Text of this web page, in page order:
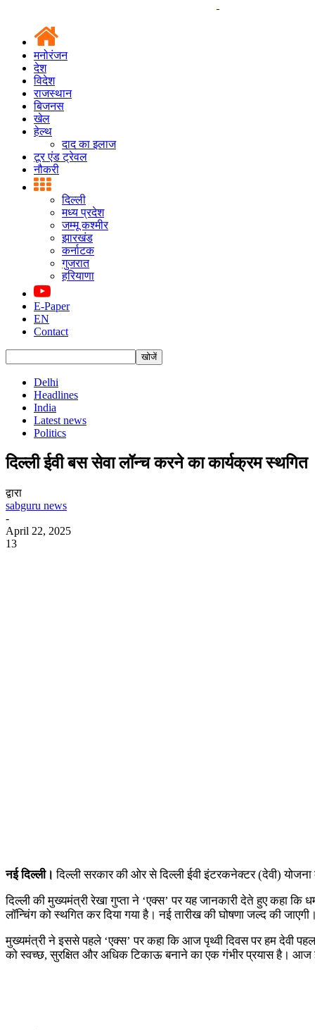
मनोरंजन
देश
विदेश
राजस्थान
बिजनस
खेल
हेल्थ
दाद का इलाज
टूर एंड ट्रेवल
नौकरी
दिल्ली
मध्य प्रदेश
जम्मू कश्मीर
झारखंड
कर्नाटक
गुजरात
हरियाणा
E-Paper
EN
Contact
Delhi
Headlines
India
Latest news
Politics
दिल्ली ईवी बस सेवा लॉन्च करने का कार्यक्रम स्थगित
द्वारा
sabguru news
-
April 22, 2025
13
नई दिल्ली। दिल्ली सरकार की ओर से दिल्ली ईवी इंटरकनेक्टर (देवी)
दिल्ली की मुख्यमंत्री रेखा गुप्ता ने ‘एक्स’ पर यह जानकारी देते हुए कहा कि
लॉन्चिंग को स्थगित कर दिया गया है। नई तारीख की घोषणा जल्द की जाएगी।
मुख्यमंत्री ने इससे पहले ‘एक्स’ पर कहा कि आज पृथ्वी दिवस पर हम देवी
को स्वच्छ, सुरक्षित और अधिक टिकाऊ बनाने का एक गंभीर प्रयास है।